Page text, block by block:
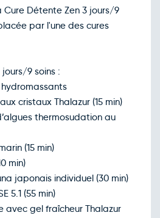
Détente Zen 3 jours/9
par l'une des cures
9 soins :
cristaux Thalazur (15 min)
thermosudation au
(15 min)
min)
japonais individuel (30 min)
5.1 (55 min)
avec gel fraîcheur Thalazur